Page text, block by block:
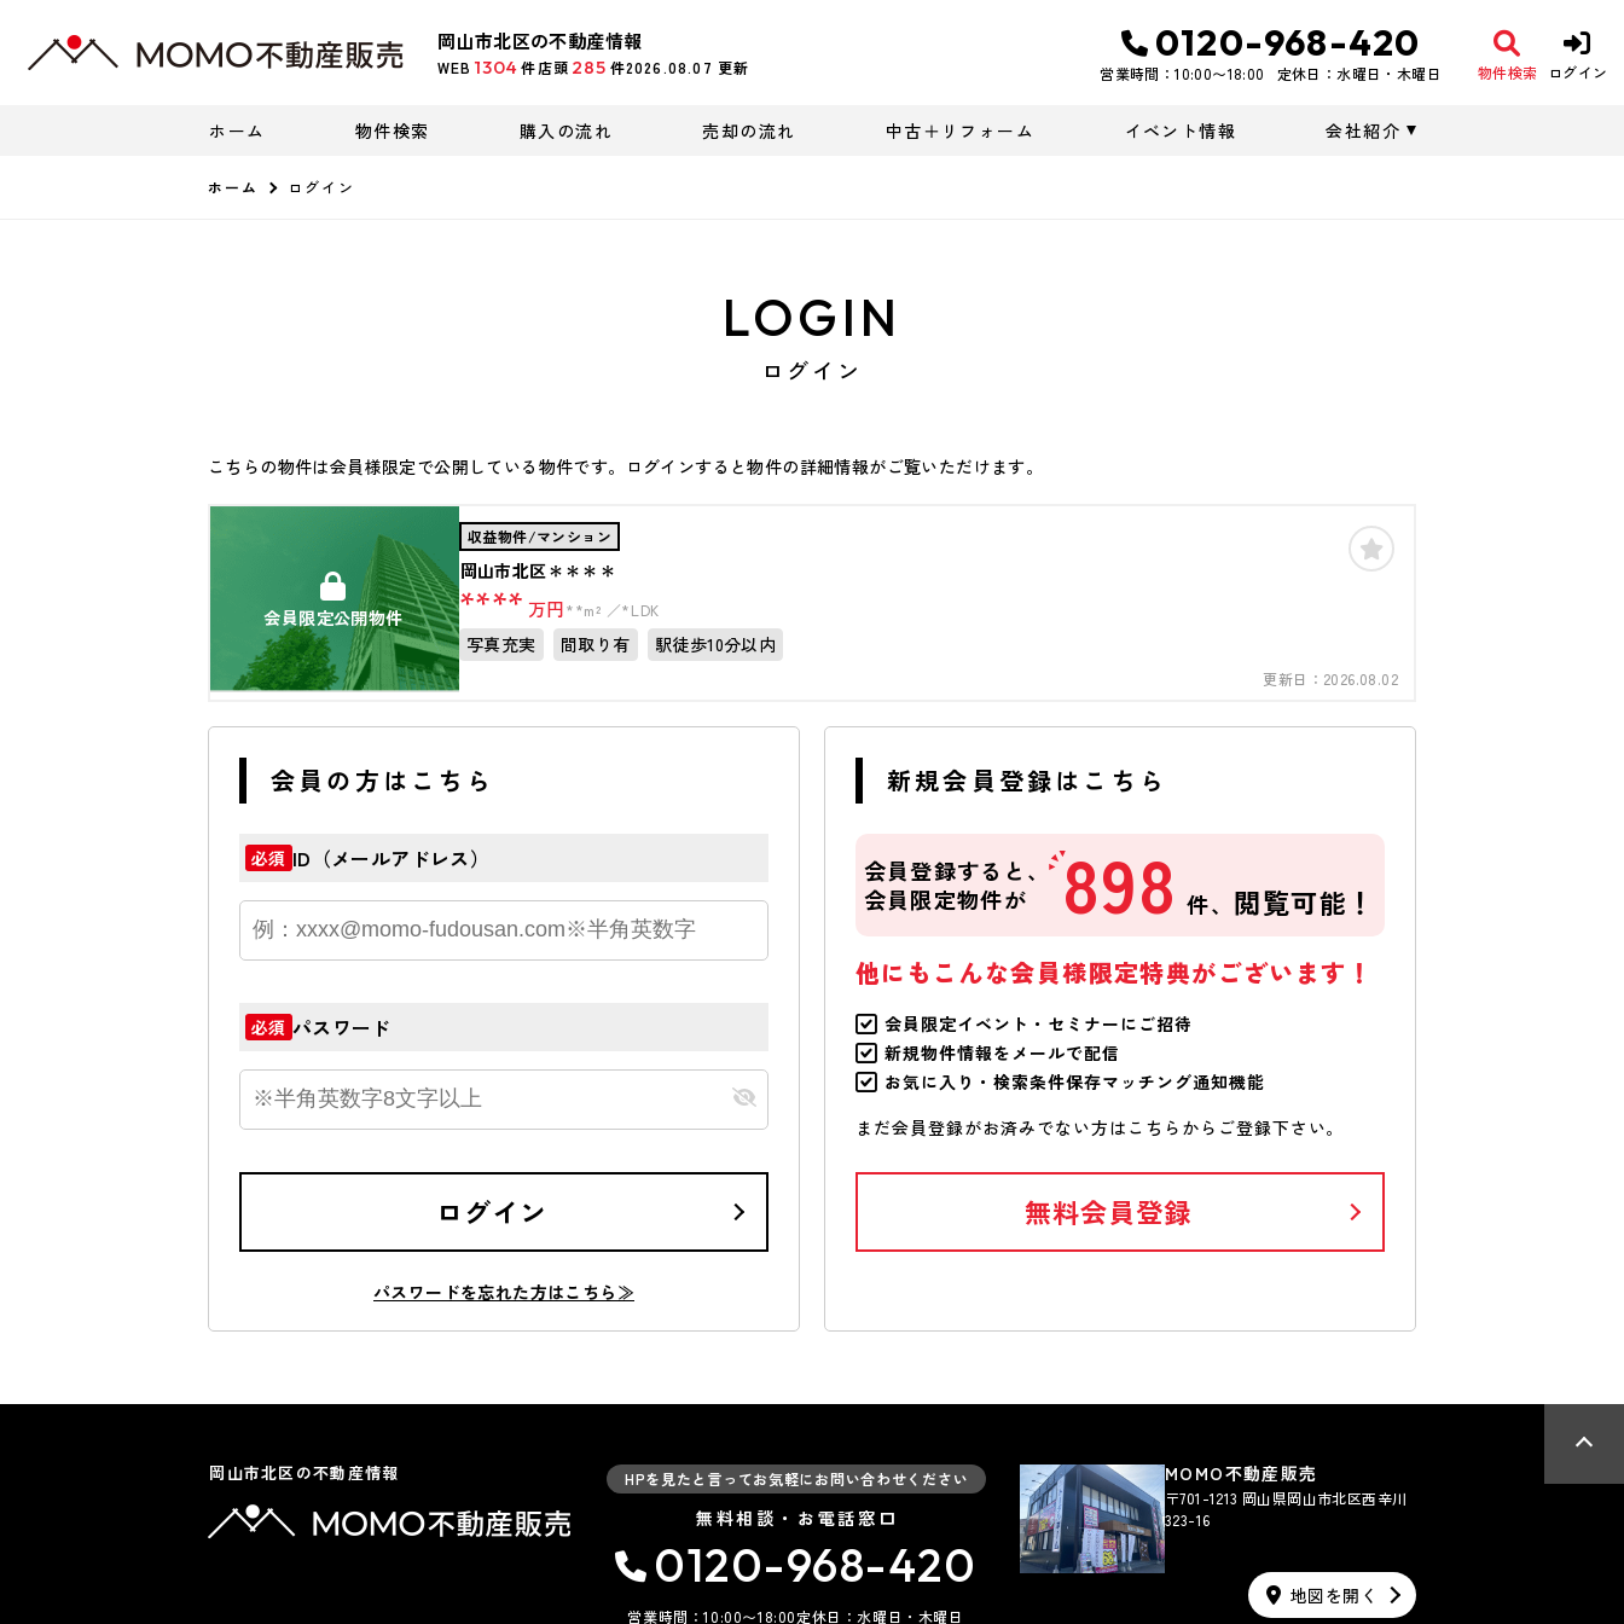
岡山市北区の不動産情報
WEB 1304 件店頭 285 件2026.08.07 更新
0120-968-420
営業時間：10:00〜18:00 定休日：水曜日・木曜日 物件検索 ログイン
ホーム 物件検索 購入の流れ 売却の流れ 中古＋リフォーム イベント情報 会社紹介
ホーム ログイン
LOGIN
ログイン
こちらの物件は会員様限定で公開している物件です。ログインすると物件の詳細情報がご覧いただけます。
会員限定公開物件
収益物件/マンション
岡山市北区＊＊＊＊
**** 万円**m² *LDK
写真充実 間取り有 駅徒歩10分以内
更新日： 2026.08.02
会員の方はこちら
必須 ID（メールアドレス）
必須 パスワード
ログイン
パスワードを忘れた方はこちら≫
新規会員登録はこちら
会員登録すると、
会員限定物件が
898 件、 閲覧可能！
他にもこんな会員様限定特典がございます！
会員限定イベント・セミナーにご招待
新規物件情報をメールで配信
お気に入り・検索条件保存マッチング通知機能
まだ会員登録がお済みでない方はこちらからご登録下さい。
無料会員登録
岡山市北区の不動産情報 HPを見たと言ってお気軽にお問い合わせください
無料相談・お電話窓口
0120-968-420
営業時間：10:00〜18:00定休日：水曜日・木曜日
MOMO不動産販売
〒701-1213 岡山県岡山市北区西辛川
323-16
地図を開く